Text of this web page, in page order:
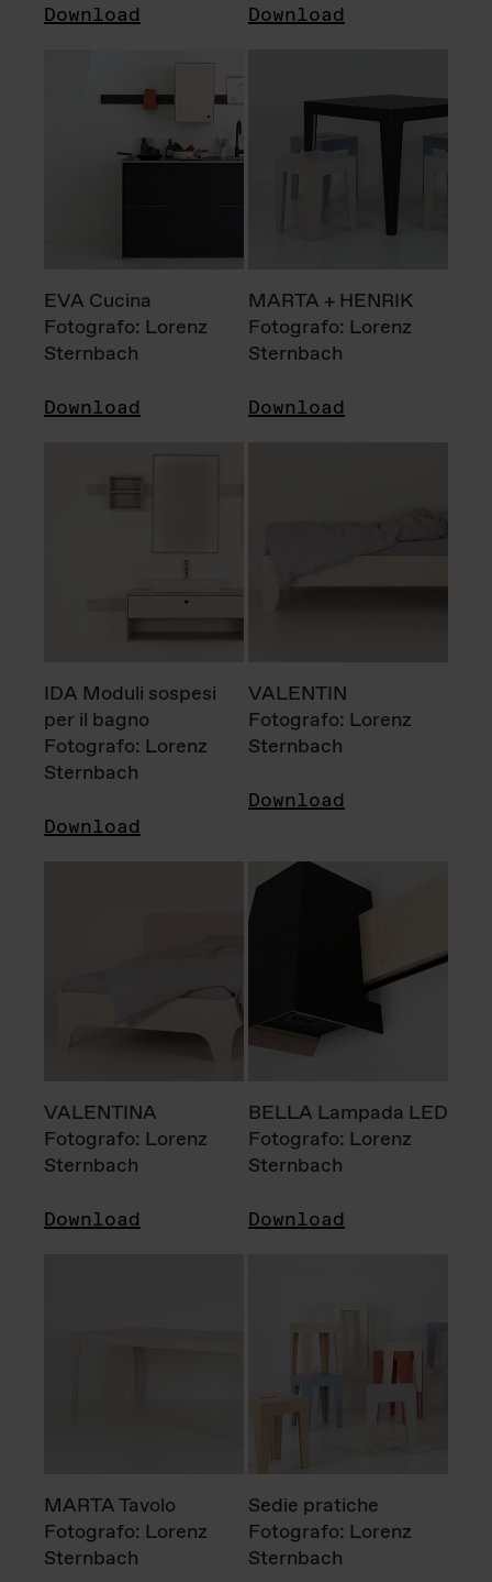
Download Download
EVA Cucina
Fotografo: Lorenz
Sternbach
Download
MARTA + HENRIK
Fotografo: Lorenz
Sternbach
Download
IDA Moduli sospesi
per il bagno
Fotografo: Lorenz
Sternbach
Download
VALENTIN
Fotografo: Lorenz
Sternbach
Download
VALENTINA
Fotografo: Lorenz
Sternbach
Download
BELLA Lampada LED
Fotografo: Lorenz
Sternbach
Download
MARTA Tavolo
Fotografo: Lorenz
Sternbach
Sedie pratiche
Fotografo: Lorenz
Sternbach